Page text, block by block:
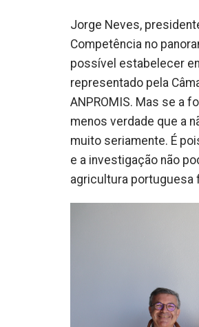
Jorge Neves,
Competência no
possível estabelecer
representado pela
ANPROMIS. Mas se a
menos verdade que a
muito seriamente. É
e a investigação não
agricultura portuguesa